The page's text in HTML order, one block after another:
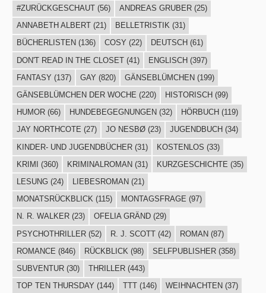
#ZURÜCKGESCHAUT(56) ANDREAS GRUBER(25)
ANNABETH ALBERT(21) BELLETRISTIK(31)
BÜCHERLISTEN (136) COSY (22) DEUTSCH (61)
DON'T READ IN THE CLOSET(41) ENGLISCH(397)
FANTASY (137) GAY (820) GÄNSEBLÜMCHEN (199)
GÄNSEBLÜMCHEN DER WOCHE (220) HISTORISCH (99)
HUMOR(66) HUNDEBEGEGNUNGEN (32) HÖRBUCH (119)
JAY NORTHCOTE (27) JO NESBØ(23) JUGENDBUCH (34)
KINDER- UND JUGENDBÜCHER(31) KOSTENLOS (33)
KRIMI
(360) KRIMINALROMAN (31) KURZGESCHICHTE (35)
LESUNG(24) LIEBESROMAN (21)
MONATSRÜCKBLICK(115) MONTAGSFRAGE (97)
N. R. WALKER(23) OFELIA GRÄND(29)
PSYCHOTHRILLER(52) R. J. SCOTT(42) ROMAN(87)
ROMANCE (846) RÜCKBLICK (98) SELFPUBLISHER(358)
SUBVENTUR(30) THRILLER(443)
TOP TEN THURSDAY (144) TTT(146) WEIHNACHTEN (37)